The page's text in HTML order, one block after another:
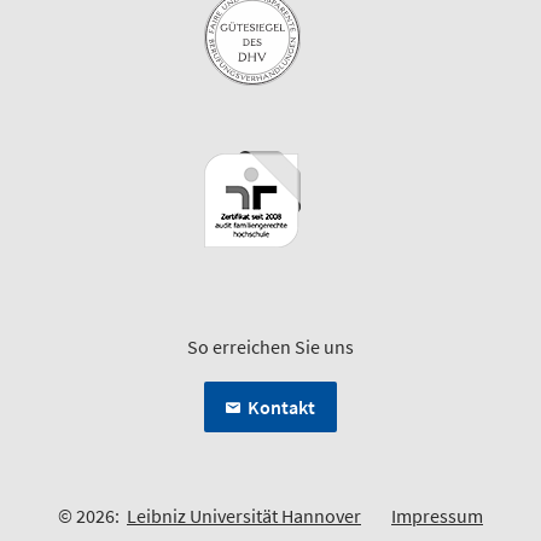
So erreichen Sie uns
Kontakt
© 2026: Leibniz Universität Hannover Impressum